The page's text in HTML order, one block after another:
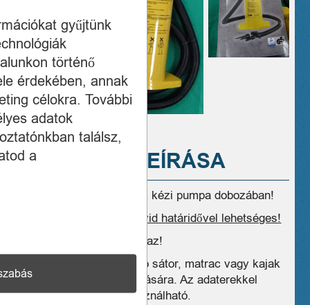
A TERMÉK LEÍRÁSA
Eladó újszerű High Peak kézi pumpa dobozában!
Postázás, kiszállítás rövid határidővel lehetséges!
Az ár 27% ÁFA-t tartalmaz!
Kétutas pumpa felfújható sátor, matrac vagy kajak
gyors és hatékony felfújására. Az adaterekkel
starndjátékokhoz is használható.
gyűjtünk
történő
érdekében, annak
célokra. További
adatok
találsz,
a